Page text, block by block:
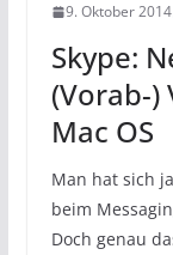
9. Oktober 2014
Skype:
(Vorab-)
Mac OS
Man hat sich
beim
Doch genau